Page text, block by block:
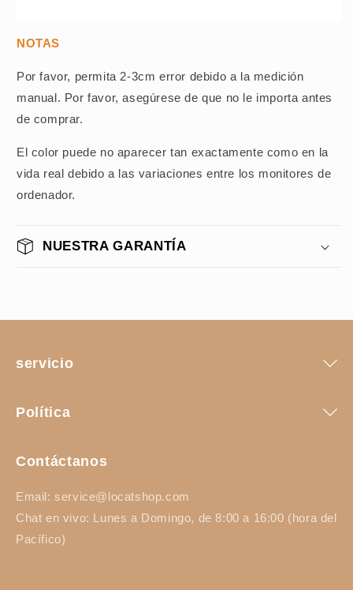
NOTAS
Por favor, permita 2-3cm error debido a la medición
manual. Por favor, asegúrese de que no le importa antes
de comprar.
El color puede no aparecer tan exactamente como en la
vida real debido a las variaciones entre los monitores de
ordenador.
NUESTRA GARANTÍA
servicio
Política
Contáctanos
Email: service@locatshop.com
Chat en vivo: Lunes a Domingo, de 8:00 a 16:00 (hora del
Pacífico)